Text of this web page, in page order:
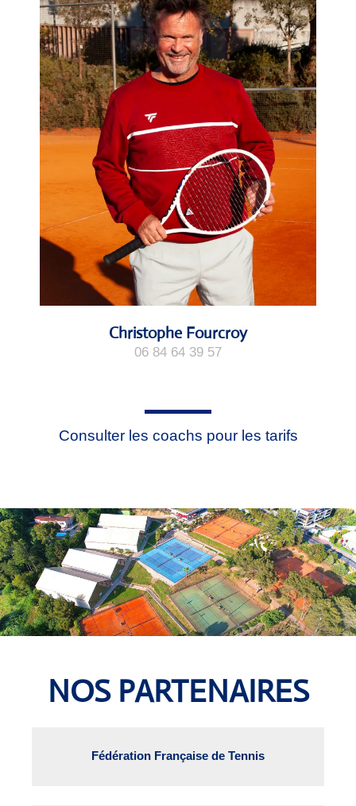
Christophe Fourcroy
06 84 64 39 57
Consulter les coachs pour les tarifs
NOS PARTENAIRES
Fédération Française de Tennis